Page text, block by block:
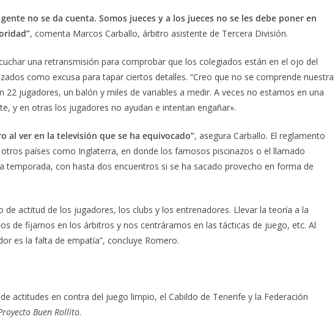
no se da cuenta. Somos jueces y a los jueces no se les debe poner en
, comenta Marcos Carballo, árbitro asistente de Tercera División.
una retransmisión para comprobar que los colegiados están en el ojo del
como excusa para tapar ciertos detalles. “Creo que no se comprende nuestra
jugadores, un balón y miles de variables a medir. A veces no estamos en una
y en otras los jugadores no ayudan e intentan engañar».
al ver en la televisión que se ha equivocado”, asegura Carballo. El reglamento
países como Inglaterra, en donde los famosos piscinazos o el llamado
con hasta dos encuentros si se ha sacado provecho en forma de
actitud de los jugadores, los clubs y los entrenadores. Llevar la teoría a la
de fijarnos en los árbitros y nos centráramos en las tácticas de juego, etc. Al
es la falta de empatía”, concluye Romero.
actitudes en contra del juego limpio, el Cabildo de Tenerife y la Federación
Buen Rollito.